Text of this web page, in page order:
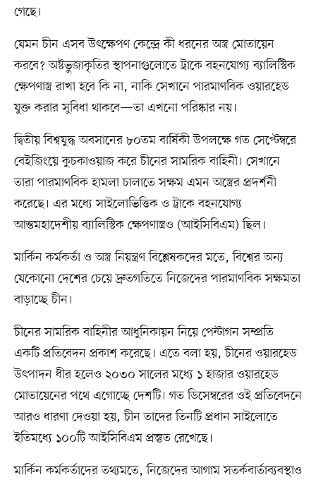
গেছে।
যেমন চীন এসব উৎক্ষেপণ কেন্দ্রে কী ধরনের অস্ত্র মোতায়েন
করবে? অষ্টভুজাকৃতির স্থাপনাগুলোতে ট্রাকে বহনযোগ্য ব্যালিস্টিক
ক্ষেপণাস্ত্র রাখা হবে কি না, নাকি সেখানে পারমাণবিক ওয়ারহেড
যুক্ত করার সুবিধা থাকবে—তা এখনো পরিষ্কার নয়।
দ্বিতীয় বিশ্বযুদ্ধ অবসানের ৮০তম বার্ষিকী উপলক্ষে গত সেপ্টেম্বরে
বেইজিংয়ে কুচকাওয়াজ করে চীনের সামরিক বাহিনী। সেখানে
তারা পারমাণবিক হামলা চালাতে সক্ষম এমন অস্ত্রের প্রদর্শনী
করেছে। এর মধ্যে সাইলোভিত্তিক ও ট্রাকে বহনযোগ্য
আন্তমহাদেশীয় ব্যালিস্টিক ক্ষেপণাস্ত্রও (আইসিবিএম) ছিল।
মার্কিন কর্মকর্তা ও অস্ত্র নিয়ন্ত্রণ বিশ্লেষকদের মতে, বিশ্বের অন্য
যেকোনো দেশের চেয়ে দ্রুতগতিতে নিজেদের পারমাণবিক সক্ষমতা
বাড়াচ্ছে চীন।
চীনের সামরিক বাহিনীর আধুনিকায়ন নিয়ে পেন্টাগন সম্প্রতি
একটি প্রতিবেদন প্রকাশ করেছে। এতে বলা হয়, চীনের ওয়ারহেড
উৎপাদন ধীর হলেও ২০৩০ সালের মধ্যে ১ হাজার ওয়ারহেড
মোতায়েনের পথে এগোচ্ছে দেশটি। গত ডিসেম্বরের ওই প্রতিবেদনে
আরও ধারণা দেওয়া হয়, চীন তাদের তিনটি প্রধান সাইলোতে
ইতিমধ্যে ১০০টি আইসিবিএম প্রস্তুত রেখেছে।
মার্কিন কর্মকর্তাদের তথ্যমতে, নিজেদের আগাম সতর্কবার্তাব্যবস্থাও